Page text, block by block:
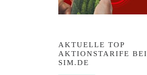
AKTUELLE TOP
AKTIONSTARIFE BEI
SIM.DE